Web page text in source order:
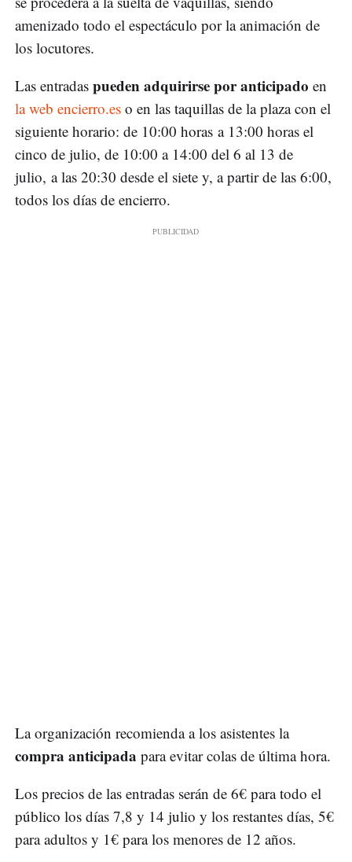
amenizado todo el espectáculo por la animación de
los locutores.
Las entradas pueden adquirirse por anticipado en
la web encierro.es o en las taquillas de la plaza con el
siguiente horario: de 10:00 horas a 13:00 horas el
cinco de julio, de 10:00 a 14:00 del 6 al 13 de
julio, a las 20:30 desde el siete y, a partir de las 6:00,
todos los días de encierro.
La organización recomienda a los asistentes la
compra anticipada para evitar colas de última hora.
Los precios de las entradas serán de 6€ para todo el
público los días 7,8 y 14 julio y los restantes días, 5€
para adultos y 1€ para los menores de 12 años.